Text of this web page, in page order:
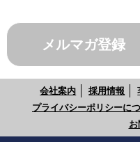
メルマガ登録
会社案内 採用情報
プライバシーポリシーに